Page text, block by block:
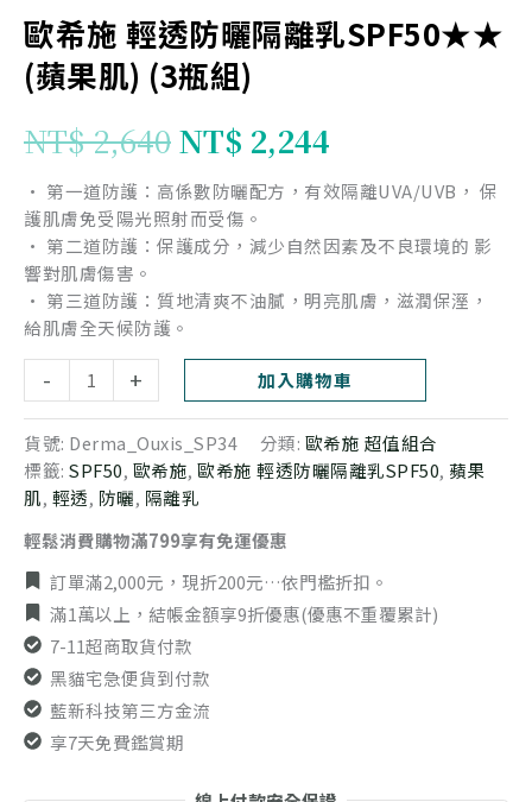
歐希施 輕透防曬隔離乳SPF50★★
(蘋果肌) (3瓶組)
NT$2,640NT$ 2,244
• 第一道防護：高係數防曬配方，有效隔離UVA/UVB， 保
護肌膚免受陽光照射而受傷。
• 第二道防護：保護成分，減少自然因素及不良環境的 影
響對肌膚傷害。
• 第三道防護：質地清爽不油膩，明亮肌膚，滋潤保溼，
給肌膚全天候防護。
- + 加入購物車
貨號: Derma_Ouxis_SP34 分類: 歐希施 超值組合
標籤: SPF50, 歐希施, 歐希施 輕透防曬隔離乳SPF50, 蘋果
肌, 輕透, 防曬, 隔離乳
輕鬆消費購物滿799享有免運優惠
訂單滿2,000元，現折200元…依門檻折扣。
滿1萬以上，結帳金額享9折優惠(優惠不重覆累計)
7-11超商取貨付款
黑貓宅急便貨到付款
藍新科技第三方金流
享7天免費鑑賞期